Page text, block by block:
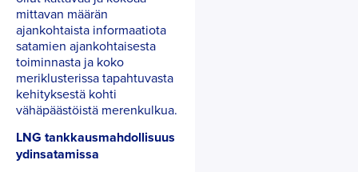
mittavan määrän
ajankohtaista informaatiota
satamien ajankohtaisesta
toiminnasta ja koko
meriklusterissa tapahtuvasta
kehityksestä kohti
vähäpäästöistä merenkulkua.
LNG tankkausmahdollisuus
ydinsatamissa